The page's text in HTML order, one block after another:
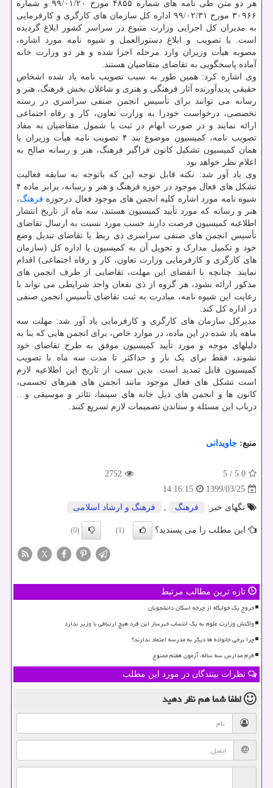
هر دو متن طی نامه های شماره ۴۸۵۵ مورخ ۲۰/‏۰۱/‏۹۹‬ و شماره
۳۰۹۶۶ مورخ ۳۱/‏۰۲/‏۹۹‬ اداره کل سازمان های کارگری و کارفرمایی
به مدیران کل اجرایی وزارت متبوع در سراسر کشور ابلاغ گردیده
است. با تصویب و ابلاغ دستورالعمل و شیوه نامه مورد اشاره،
مصوبه هیأت وزیران وارد مرحله اجرا شده و هر دو وزارت خانه
آماده پاسخگویی به تقاضای متقاضیان هستند.
وی اشاره کرد: همین طور به سبب تصویب نامه یاد شده اشخاص
حقیقی پدیدآورنده آثار فرهنگی و هنری و شاغلان بخش فرهنگ، هنر و
رسانه می توانند برای تأسیس انجمن صنفی سراسری در رسته
تخصصی، درخواست خودرا به وزارت تعاون، کار و رفاه اجتماعی
ارائه نمایند و در صورت ابهام در ثبت یا شمول متقاضیان به مفاد
تصویب نامه، کمیسیون موضوع بند ۴ تصویب نامه هیأت وزیران یا
همان کمیسیون تشکیل کانون فراگیر فرهنگ، هنر و رسانه صالح به
اعلام نظر خواهد بود.
وی یاد آور شد: نکته قابل توجه این که باتوجه به سابقه فعالیت
تشکل های فعال موجود در حوزه فرهنگ و هنر و رسانه، برابر ماده ۴
شیوه نامه مورد اشاره کلیه انجمن های موجود فعال درحوزه فرهنگ،
هنر و رسانه که مورد تأیید کمیسیون هستند، سه ماه از تاریخ انتشار
اطلاعیه کمیسیون فرصت دارند حسب مورد نسبت به ارسال تقاضای
تأسیس انجمن های صنفی سراسری ذی ربط یا تقاضای تبدیل وضع
خود و تکمیل مدارک و تحویل آن به کمیسیون یا اداره کل (سازمان
های کارگری و کارفرمایی وزارت تعاون، کار و رفاه اجتماعی) اقدام
نمایند. چنانچه با انقضای این مهلت، تقاضایی از طرف انجمن های
مذکور ارائه نشود، هر گروه از ذی نفعان واجد شرایطی می تواند با
رعایت این شیوه نامه، مبادرت به ثبت تقاضای تأسیس انجمن صنفی
در اداره کل کند.
مدیرکل سازمان های کارگری و کارفرمایی یاد آور شد: مهلت سه
ماهه یاد شده در این ماده، در موارد خاص، برای انجمن هایی که بنا به
دلیلهای موجه و مورد تأیید کمیسیون موفق به طرح تقاضای خود
نشوند، فقط برای یک بار و حداکثر تا مدت سه ماه با تصویب
کمیسیون قابل تمدید است. بدین سبب از تاریخ این اطلاعیه لازم
است تشکل های فعال موجود مانند انجمن های هنرهای تجسمی،
کانون ها و انجمن های ذیل خانه های سینما، تئاتر و موسیقی و…
درباب این مسئله و ستاندن تصمیمات لازم تسریع کنند.
منبع: جاویدانی
5.0
/
5
2752
1399/03/25
14:16:15
تگهای خبر:
فرهنگ , فرهنگ و ارشاد اسلامی
این مطلب را می پسندید؟ (1)
(0)
X
تازه ترین مطالب مرتبط
خروج یک خوابگاه از چرخه اسکان دانشجویان
واکنش وزارت علوم به یک انتساب خبرساز این فرد هیچ ارتباطی با وزیر ندارد
چرا برخی خانواده ها دیگر به مدرسه اعتماد ندارند؟
فرم مدارس سه ساله، آزمون هفتم ممنوع
نظرات بینندگان در مورد این مطلب
لطفا شما همنظر دهید